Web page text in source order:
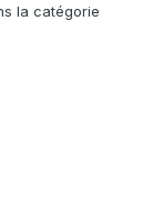
la catégorie